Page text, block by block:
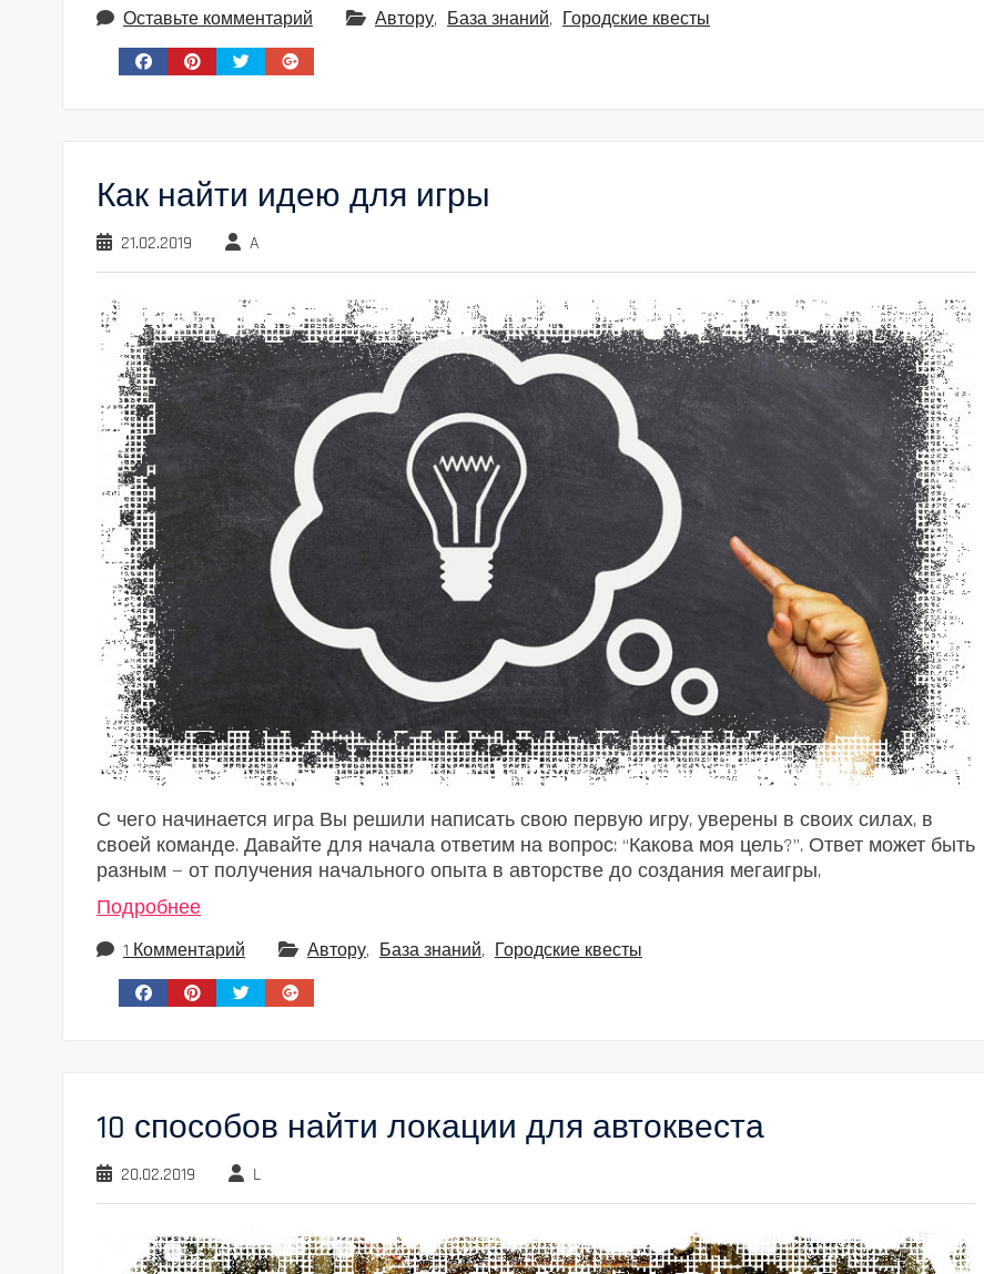
Оставьте комментарий Автору, База знаний, Городские квесты
Как найти идею для игры
21.02.2019 A
С чего начинается игра Вы решили написать свою первую игру, уверены в своих силах, в
своей команде. Давайте для начала ответим на вопрос: “Какова моя цель?”. Ответ может быть
разным — от получения начального опыта в авторстве до создания мегаигры,
Подробнее
1 Комментарий Автору, База знаний, Городские квесты
10 способов найти локации для автоквеста
20.02.2019 L